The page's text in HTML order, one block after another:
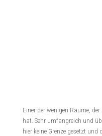
Einer der wenigen Räume,
hat. Sehr umfangreich und
hier keine Grenze gesetzt